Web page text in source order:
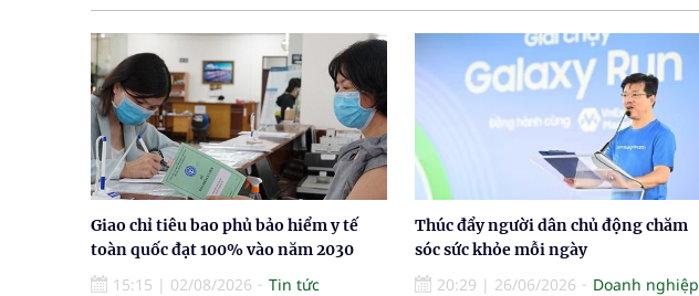
Giao chỉ tiêu bao phủ bảo hiểm y tế
toàn quốc đạt 100% vào năm 2030
15:15 | 02/08/2026 Tin tức
Thúc đẩy người dân chủ động chăm
sóc sức khỏe mỗi ngày
20:29 | 26/06/2026 Doanh nghiệp